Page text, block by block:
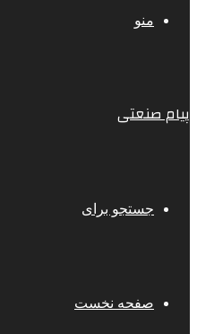
منو
پیام صنعتی
جستجو برای
صفحه نخست